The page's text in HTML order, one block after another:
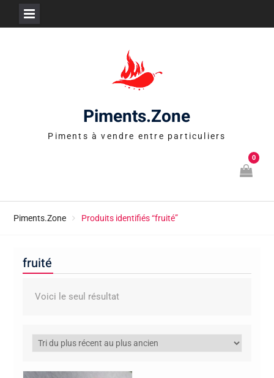
Piments.Zone
Piments à vendre entre particuliers
0
Piments.Zone Produits identifiés “fruité”
fruité
Voici le seul résultat